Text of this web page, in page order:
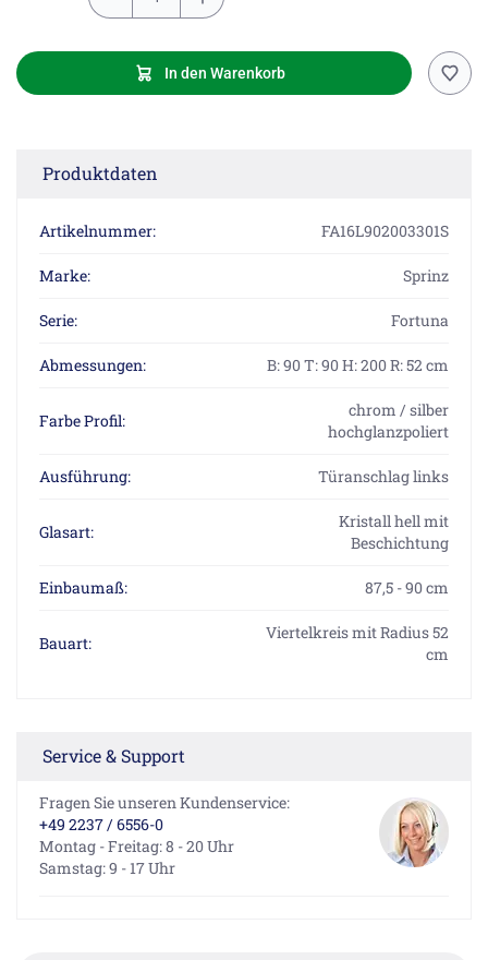
In den Warenkorb
Produktdaten
Artikelnummer: FA16L902003301S
Marke: Sprinz
Serie: Fortuna
Abmessungen: B: 90 T: 90 H: 200 R: 52 cm
Farbe Profil:
chrom / silber
hochglanzpoliert
Ausführung: Türanschlag links
Glasart:
Kristall hell mit
Beschichtung
Einbaumaß: 87,5 - 90 cm
Bauart:
Viertelkreis mit Radius 52
cm
Service & Support
Fragen Sie unseren Kundenservice:
+49 2237 / 6556-0
Montag - Freitag: 8 - 20 Uhr
Samstag: 9 - 17 Uhr